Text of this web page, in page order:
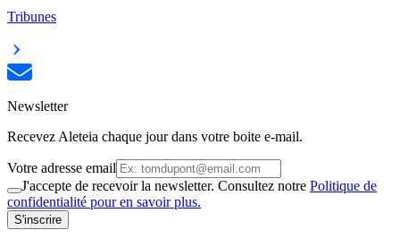
Tribunes
Newsletter
Recevez Aleteia chaque jour dans votre boite e-mail.
Votre adresse email
J'accepte de recevoir la newsletter. Consultez notre Politique de
confidentialité pour en savoir plus.
S'inscrire